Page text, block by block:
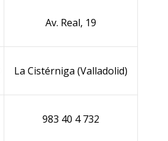
Av. Real, 19
La Cistérniga (Valladolid)
983 40 4 732